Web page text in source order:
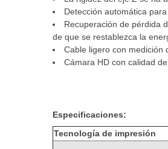
Detección automática
Recuperación de pérdida
de que se restablezca la
Cable ligero con medición
Cámara HD con calidad
Especificaciones:
Tecnología de impresión